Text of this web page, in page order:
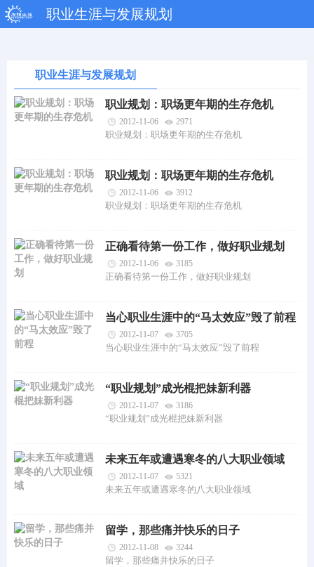
职业生涯与发展规划
职业生涯与发展规划
职业规划：职场更年期的生存危机
2012-11-06 2971
职业规划：职场更年期的生存危机
职业规划：职场更年期的生存危机
2012-11-06 3912
职业规划：职场更年期的生存危机
正确看待第一份工作，做好职业规划
2012-11-06 3185
正确看待第一份工作，做好职业规划
当心职业生涯中的“马太效应”毁了前程
2012-11-07 3705
当心职业生涯中的“马太效应”毁了前程
“职业规划”成光棍把妹新利器
2012-11-07 3186
“职业规划”成光棍把妹新利器
未来五年或遭遇寒冬的八大职业领域
2012-11-07 5321
未来五年或遭遇寒冬的八大职业领域
留学，那些痛并快乐的日子
2012-11-08 3244
留学，那些痛并快乐的日子